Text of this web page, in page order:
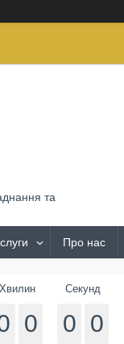
та
Про нас
Хвилин
0
Секунд
0 0